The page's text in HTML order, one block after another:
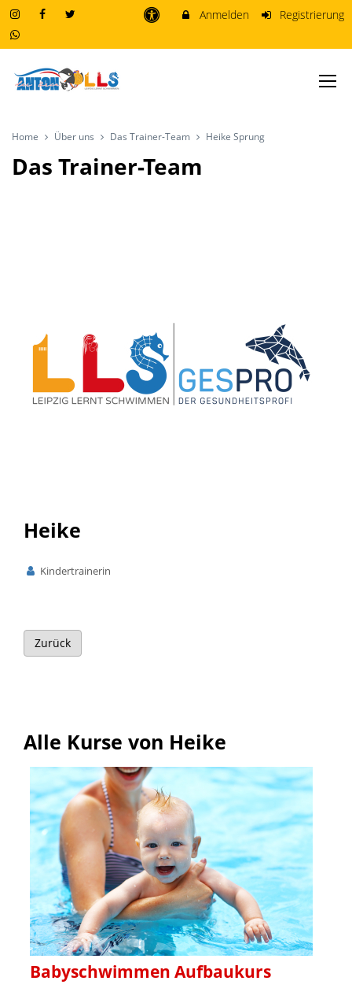
Anmelden Registrierung
Home Über uns Das Trainer-Team Heike Sprung
Das Trainer-Team
Heike
Kindertrainerin
Zurück
Alle Kurse von Heike
Babyschwimmen Aufbaukurs